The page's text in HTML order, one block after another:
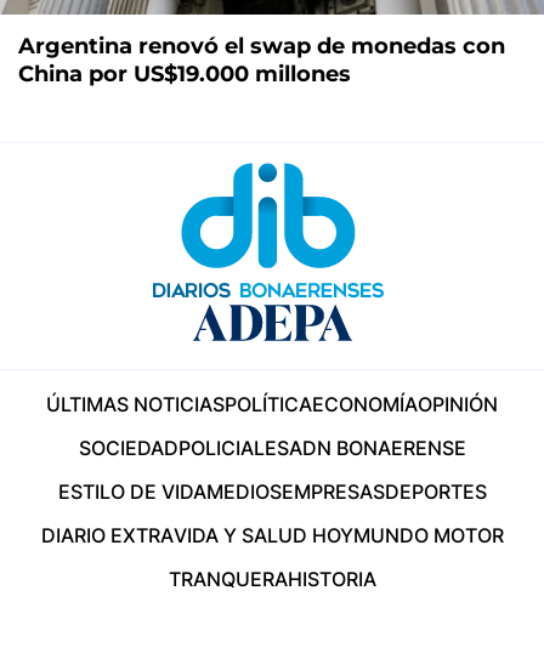
Argentina renovó el swap de monedas con
China por US$19.000 millones
ÚLTIMAS NOTICIASPOLÍTICAECONOMÍAOPINIÓN
SOCIEDADPOLICIALESADN BONAERENSE
ESTILO DE VIDAMEDIOSEMPRESASDEPORTES
DIARIO EXTRAVIDA Y SALUD HOYMUNDO MOTOR
TRANQUERAHISTORIA